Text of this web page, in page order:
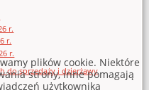
r.
r.
r.
do sprzedaży i dzierżawy
plików cookie. Niektóre
strony, inne pomagają
użytkownika